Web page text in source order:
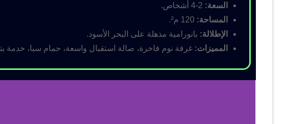
السعة:
المساحة:
الإطلالة: بانورامية مذهلة على البحر الأسود.
المميزات: غرفة نوم فاخرة، صالة استقبال واسعة، حمام سبا، خدمة